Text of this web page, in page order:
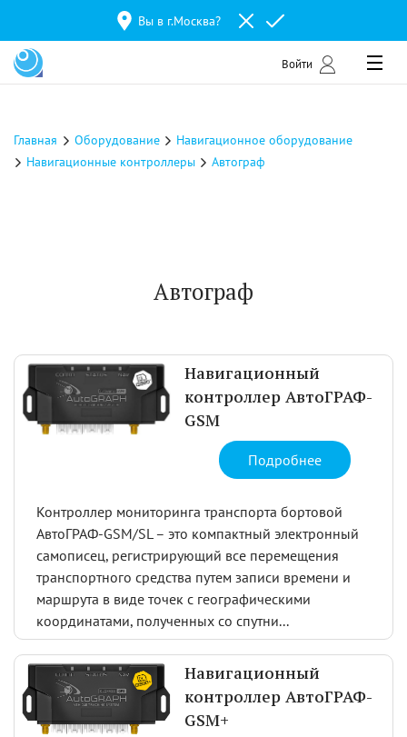
Вы в г.Москва?
Войти
Главная Оборудование
Навигационное оборудование
Навигационные контроллеры
Автограф
Автограф
Навигационный
контроллер АвтоГРАФ-
GSM
Подробнее
Контроллер мониторинга транспорта бортовой
АвтоГРАФ-GSM/SL – это компактный электронный
самописец, регистрирующий все перемещения
транспортного средства путем записи времени и
маршрута в виде точек с географическими
координатами, полученных со спутни...
Навигационный
контроллер АвтоГРАФ-
GSM+